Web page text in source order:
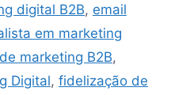
digital B2B, email
em marketing
marketing B2B,
Digital, fidelização de